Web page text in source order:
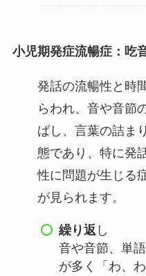
小児期発症流暢症：吃
発話の流暢性と時
らわれ、音や音節
ばし、言葉の詰ま
態であり、特に発
性に問題が生じる
が見られます。
繰り返 し
音や音節、単
が多く「わ、